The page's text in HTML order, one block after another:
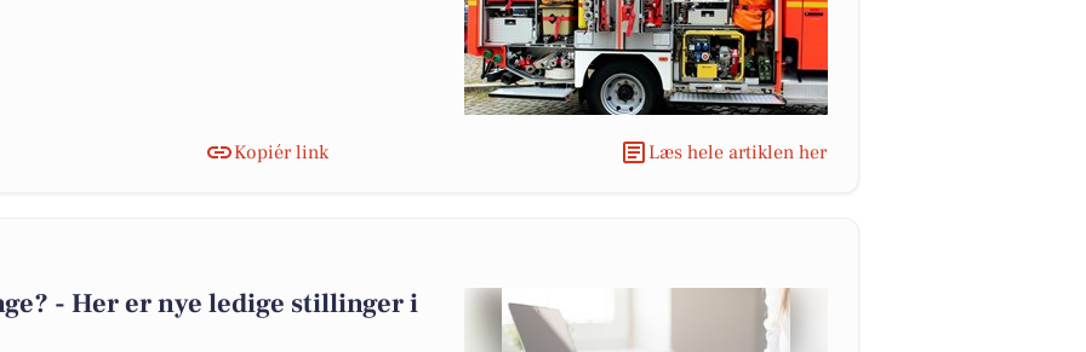
Kopiér link Læs hele artiklen her
- Her er nye ledige stillinger i